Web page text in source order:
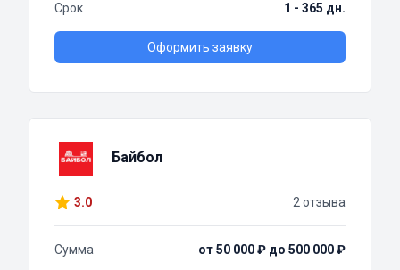
Срок
1 - 365 дн.
Оформить заявку
Байбол
3.0 2 отзыва
Сумма
от 50 000 ₽ до 500 000 ₽